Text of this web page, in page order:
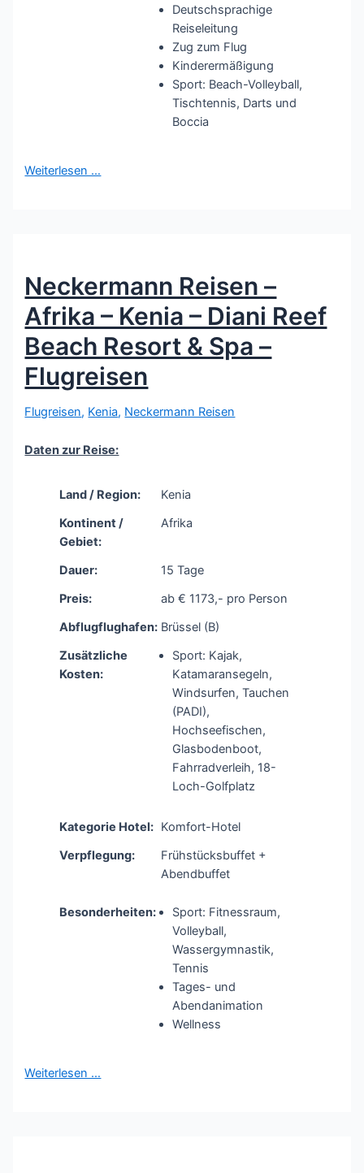
Deutschsprachige
Reiseleitung
Zug zum Flug
Kinderermäßigung
Sport: Beach-Volleyball,
Tischtennis, Darts und
Boccia
Weiterlesen …
Neckermann Reisen –
Afrika – Kenia – Diani Reef
Beach Resort & Spa –
Flugreisen
Flugreisen, Kenia, Neckermann Reisen
Daten zur Reise:
Land / Region:
Kenia
Kontinent /
Gebiet:
Afrika
Dauer:
15 Tage
Preis:
ab € 1173,- pro Person
Abflugflughafen: Brüssel (B)
Zusätzliche
Kosten:
Sport: Kajak,
Katamaransegeln,
Windsurfen, Tauchen
(PADI),
Hochseefischen,
Glasbodenboot,
Fahrradverleih, 18-
Loch-Golfplatz
Kategorie Hotel: Komfort-Hotel
Verpflegung:
Frühstücksbuffet +
Abendbuffet
Besonderheiten:
Sport: Fitnessraum,
Volleyball,
Wassergymnastik,
Tennis
Tages- und
Abendanimation
Wellness
Weiterlesen …